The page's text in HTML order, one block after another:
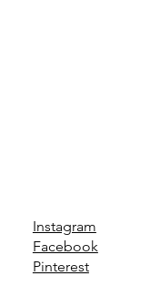
Instagram
Facebook
Pinterest